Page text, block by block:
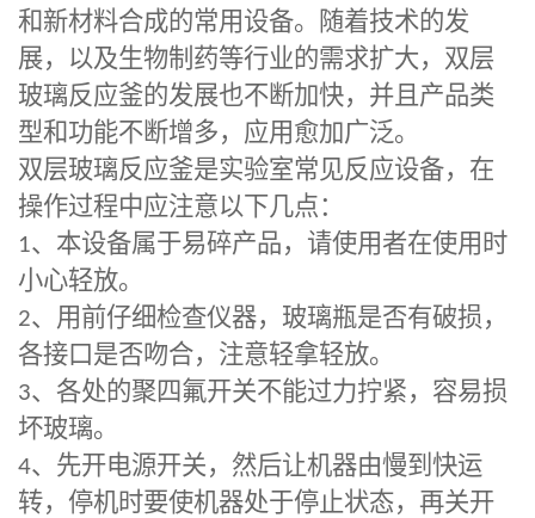
和新材料合成的常用设备。随着技术的发
展，以及生物制药等行业的需求扩大，双层
玻璃反应釜的发展也不断加快，并且产品类
型和功能不断增多，应用愈加广泛。
双层玻璃反应釜是实验室常见反应设备，在
操作过程中应注意以下几点：
1、本设备属于易碎产品，请使用者在使用时
小心轻放。
2、用前仔细检查仪器，玻璃瓶是否有破损，
各接口是否吻合，注意轻拿轻放。
3、各处的聚四氟开关不能过力拧紧，容易损
坏玻璃。
4、先开电源开关，然后让机器由慢到快运
转，停机时要使机器处于停止状态，再关开